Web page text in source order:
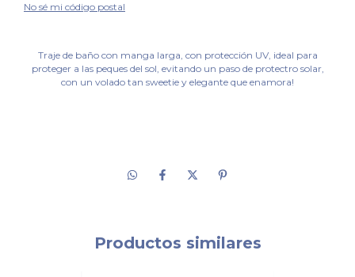
No sé mi código postal
Traje de baño con manga larga, con protección UV, ideal para
proteger a las peques del sol, evitando un paso de protectro solar,
con un volado tan sweetie y elegante que enamora!
Productos similares